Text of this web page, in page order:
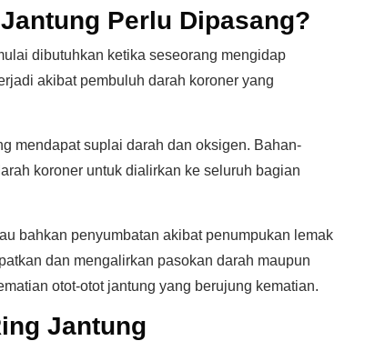
Perlu Dipasang?
dibutuhkan ketika seseorang mengidap
akibat pembuluh darah koroner yang
mendapat suplai darah dan oksigen. Bahan-
koroner untuk dialirkan ke seluruh bagian
bahkan penyumbatan akibat penumpukan lemak
dan mengalirkan pasokan darah maupun
otot-otot jantung yang berujung kematian.
Jantung